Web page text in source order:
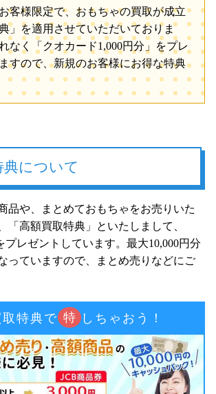
客様限定で、おもちゃの買取が成立
」を適用させていただいておりま
なく「クオカード1,000円分」をプレ
すので、新規のお客様にお得な特典
典について
品や、まとめておもちゃをお売りいた
「高額買取特典」といたしまして、
プレゼントしています。最大10,000円分
っていますので、まとめ売りなどにご
取特典で 特 しちゃおう！